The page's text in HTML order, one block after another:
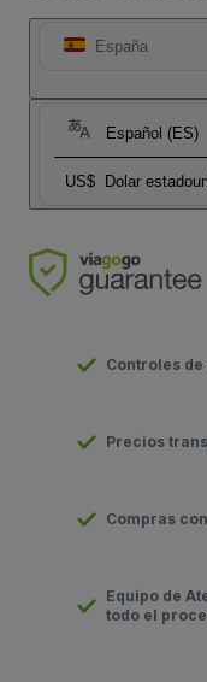
España
Español (ES)
US$ Dolar
Controles
Precios
Compras
Equipo de
todo el